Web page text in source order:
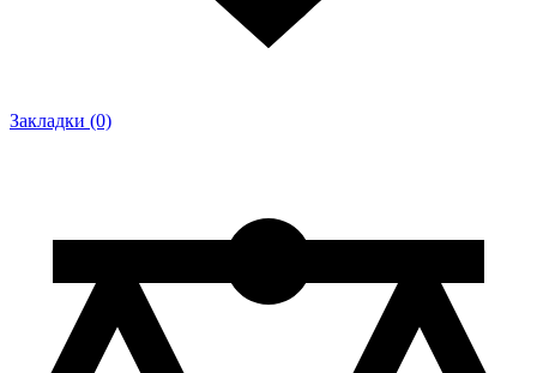
Закладки (0)